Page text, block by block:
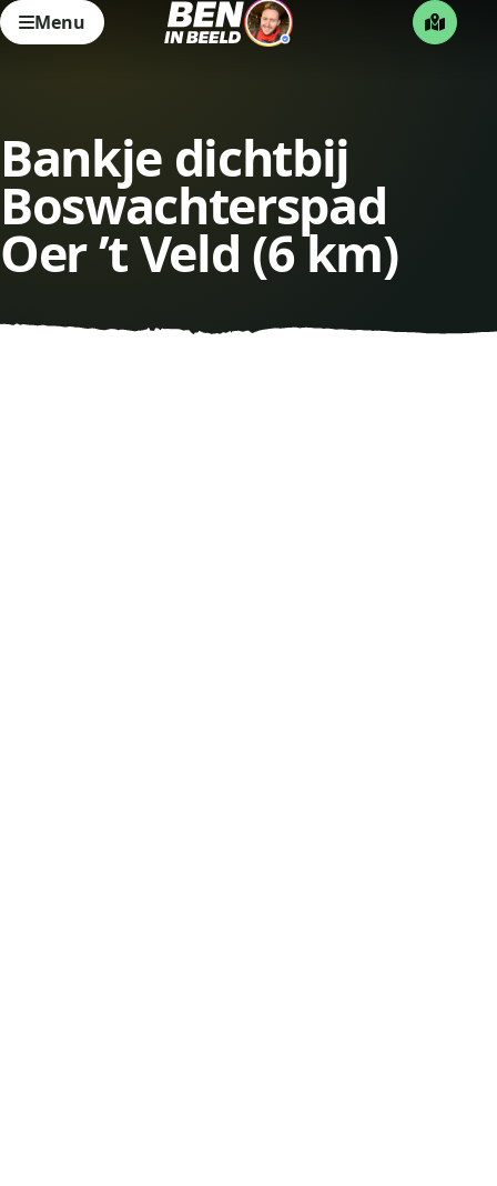
Menu
Bankje dichtbij
Boswachterspad
Oer ’t Veld (6 km)